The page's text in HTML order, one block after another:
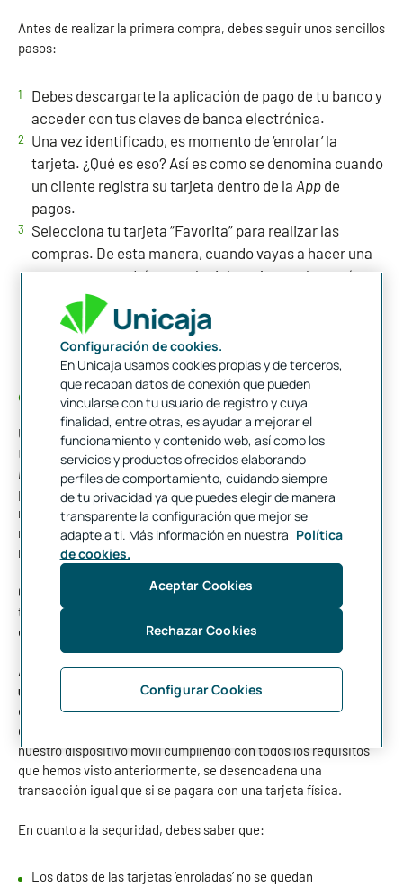
Antes de realizar la primera compra, debes seguir unos sencillos
pasos:
Debes descargarte la aplicación de pago de tu banco y
acceder con tus claves de banca electrónica.
Una vez identificado, es momento de ‘enrolar’ la
tarjeta. ¿Qué es eso? Así es como se denomina cuando
un cliente registra su tarjeta dentro de la App de
pagos.
Selecciona tu tarjeta “Favorita” para realizar las
compras. De esta manera, cuando vayas a hacer una
compra, no tendrás que elegir la tarjeta y ahorrarás
tiempo. Puedes cambiar esta tarjeta tantas veces
como quieras ya que eres tú quien decide con cuál
pagar.
¿Cómo se realiza el pago?
Una vez tenemos nuestras tarjetas registradas, es importante
tener activado en tu dispositivo móvil latecnología NFC
Field Communications), ya que esto es lo que permite realizar el
pago. Además, necesitas que tu dispositivo cuente con algún
mecanismo de seguridad para desbloquearlo, ya sea
reconocimiento biométrico, clave o patrón.Estos son aspectos
muy importantes para que tu experiencia sea única y segura.
Cuando el usuario se disponga a realizar la compra, únicamente
tendrá que desbloquear el terminal y acercarlo al TPV del
comercio.
Aunque para nosotros, como usuarios,realizar pagos con
un
es muy sencillo, la acción lleva asociada un
desarrollo tecnológico que permite comprobar que ese pago
que se está realizando es correcto. Una vez que acercamos
nuestro dispositivo móvil cumpliendo con todos los requisitos
que hemos visto anteriormente, se desencadena una
transacción igual que si se pagara con una tarjeta física.
En cuanto a la seguridad, debes saber que:
Los datos de las tarjetas ‘enroladas’ no se quedan
Configuración de cookies.
En Unicaja usamos cookies propias y de terceros,
que recaban datos de conexión que pueden
vincularse con tu usuario de registro y cuya
finalidad, entre otras, es ayudar a mejorar el
funcionamiento y contenido web, así como los
servicios y productos ofrecidos elaborando
perfiles de comportamiento, cuidando siempre
de tu privacidad ya que puedes elegir de manera
transparente la configuración que mejor se
adapte a ti. Más información en nuestra Política
de cookies.
Configurar Cookies
Rechazar Cookies
Aceptar Cookies